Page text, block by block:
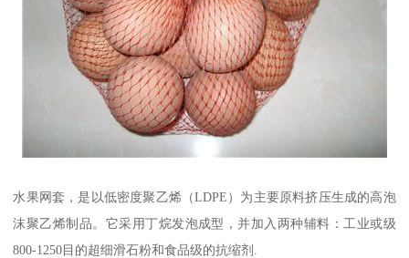
水果网套，是以低密度聚乙烯（LDPE）为主要原料挤压生成的高泡
沫聚乙烯制品。它采用丁烷发泡成型，并加入两种辅料：工业或级
800-1250目的超细滑石粉和食品级的抗缩剂.